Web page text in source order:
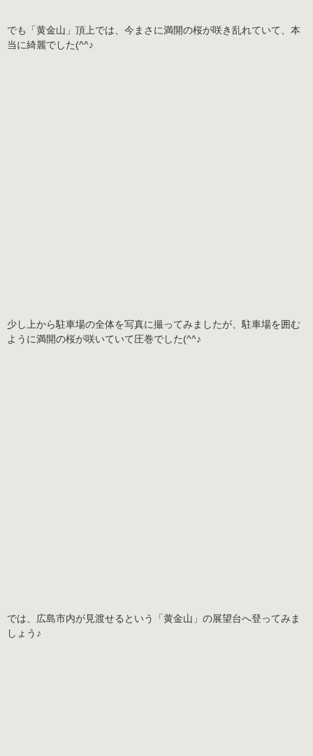
でも「黄金山」頂上では、今まさに満開の桜が咲き乱れていて、本
当に綺麗でした(^^♪
少し上から駐車場の全体を写真に撮ってみましたが、駐車場を囲む
ように満開の桜が咲いていて圧巻でした(^^♪
では、広島市内が見渡せるという「黄金山」の展望台へ登ってみま
しょう♪